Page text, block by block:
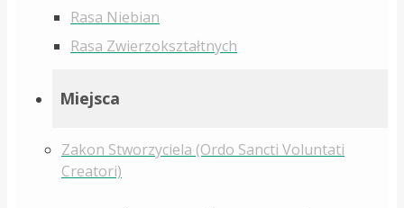
Rasa Niebian
Rasa Zwierzokształtnych
Miejsca
Zakon Stworzyciela (Ordo Sancti Voluntati
Creatori)